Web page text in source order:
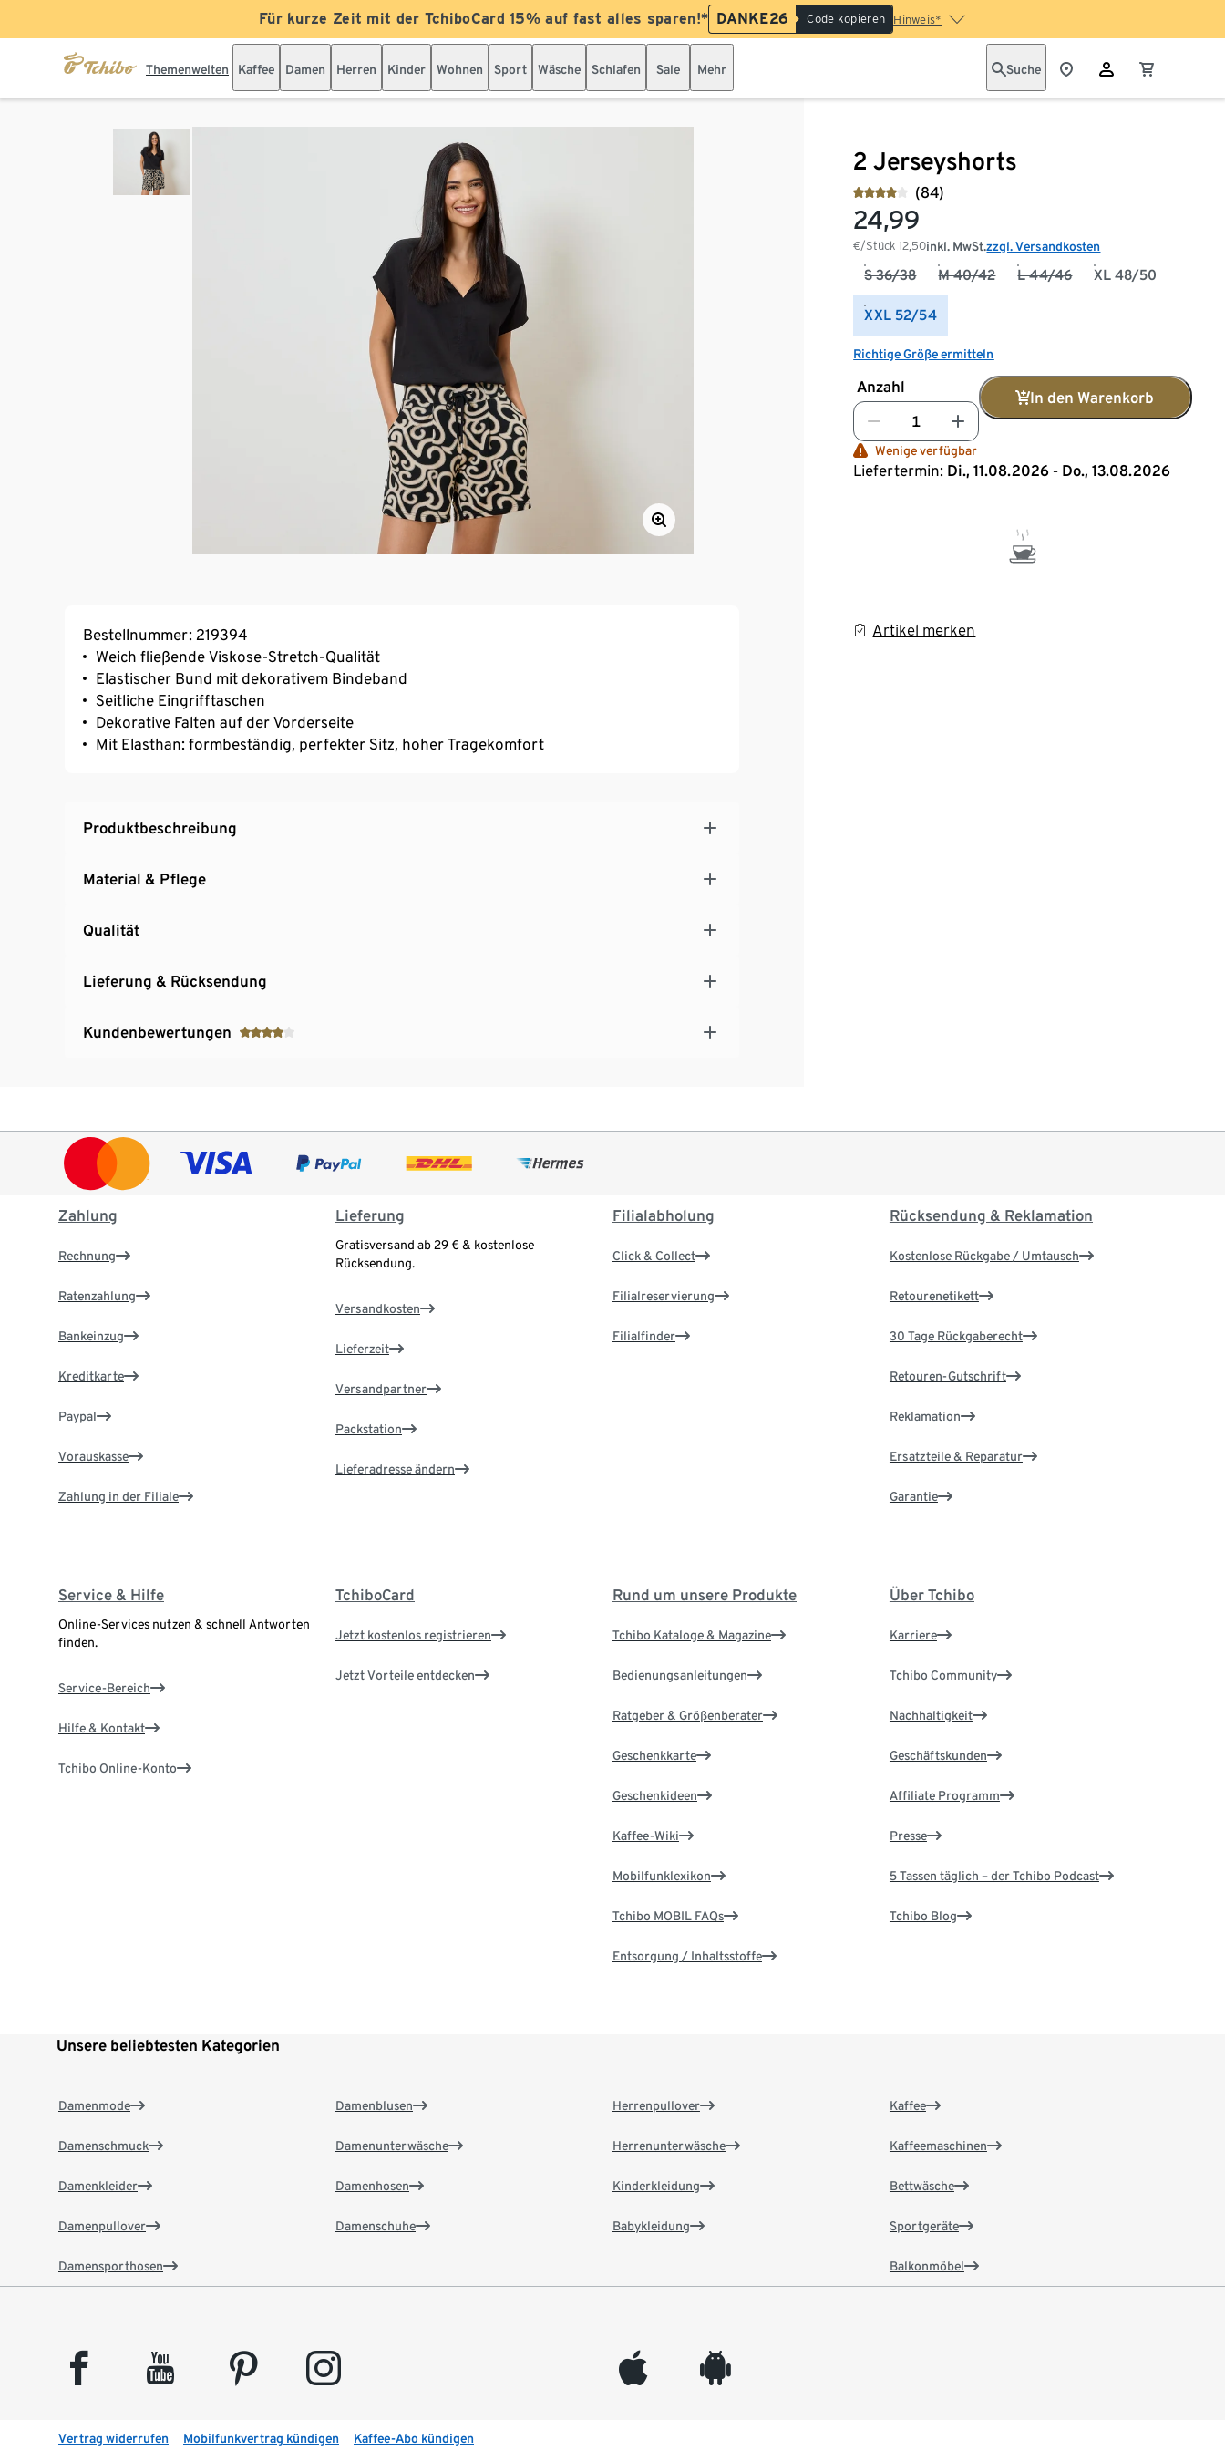
Für kurze Zeit mit der TchiboCard 15% auf fast alles sparen!* DANKE26 Code kopieren Hinweis*
Themenwelten Kaffee Damen Herren Kinder Wohnen Sport Wäsche Schlafen Sale Mehr Suche
2 Jerseyshorts
(84)
24,99
€/Stück12,50inkl. MwSt.zzgl. Versandkosten
S 36/38 M 40/42 L 44/46 XL 48/50
XXL 52/54
Richtige Größe ermitteln
Anzahl
In den Warenkorb
Wenige verfügbar
Liefertermin: Di., 11.08.2026 - Do., 13.08.2026
Artikel merken
Bestellnummer: 219394
Weich fließende Viskose-Stretch-Qualität
Elastischer Bund mit dekorativem Bindeband
Seitliche Eingrifftaschen
Dekorative Falten auf der Vorderseite
Mit Elasthan: formbeständig, perfekter Sitz, hoher Tragekomfort
Produktbeschreibung
Material & Pflege
Qualität
Lieferung & Rücksendung
Kundenbewertungen
Zahlung
Rechnung
Ratenzahlung
Bankeinzug
Kreditkarte
Paypal
Vorauskasse
Zahlung in der Filiale
Lieferung
Gratisversand ab 29 € & kostenlose
Rücksendung.
Versandkosten
Lieferzeit
Versandpartner
Packstation
Lieferadresse ändern
Filialabholung
Click & Collect
Filialreservierung
Filialfinder
Rücksendung & Reklamation
Kostenlose Rückgabe / Umtausch
Retourenetikett
30 Tage Rückgaberecht
Retouren-Gutschrift
Reklamation
Ersatzteile & Reparatur
Garantie
Service & Hilfe
Online-Services nutzen & schnell Antworten
finden.
Service-Bereich
Hilfe & Kontakt
Tchibo Online-Konto
TchiboCard
Jetzt kostenlos registrieren
Jetzt Vorteile entdecken
Rund um unsere Produkte
Tchibo Kataloge & Magazine
Bedienungsanleitungen
Ratgeber & Größenberater
Geschenkkarte
Geschenkideen
Kaffee-Wiki
Mobilfunklexikon
Tchibo MOBIL FAQs
Entsorgung / Inhaltsstoffe
Über Tchibo
Karriere
Tchibo Community
Nachhaltigkeit
Geschäftskunden
Affiliate Programm
Presse
5 Tassen täglich – der Tchibo Podcast
Tchibo Blog
Unsere beliebtesten Kategorien
Damenmode
Damenschmuck
Damenkleider
Damenpullover
Damensporthosen
Damenblusen
Damenunterwäsche
Damenhosen
Damenschuhe
Herrenpullover
Herrenunterwäsche
Kinderkleidung
Babykleidung
Kaffee
Kaffeemaschinen
Bettwäsche
Sportgeräte
Balkonmöbel
facebook youtube pinterest instagram appleinc android
Vertrag widerrufen Mobilfunkvertrag kündigen Kaffee-Abo kündigen